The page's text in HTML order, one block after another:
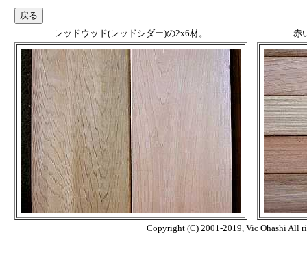
レッドウッド(レッドシダー)の2x6材。 赤
Copyright (C) 2001-2019, Vic Ohashi All